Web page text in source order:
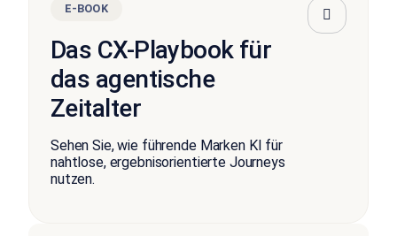
E-BOOK
Das CX-Playbook für
das agentische
Zeitalter
Sehen Sie, wie führende Marken KI für
nahtlose, ergebnisorientierte Journeys
nutzen.